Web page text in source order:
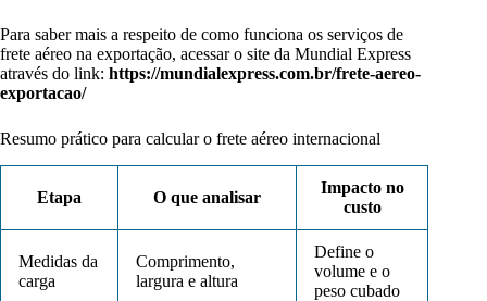
Para saber mais a respeito de como funciona os serviços de
frete aéreo na exportação, acessar o site da Mundial Express
através do link: https://mundialexpress.com.br/frete-aereo-
exportacao/
Resumo prático para calcular o frete aéreo internacional
Etapa O que analisar
Impacto no
custo
Medidas da
carga
Comprimento,
largura e altura
Define o
volume e o
peso cubado